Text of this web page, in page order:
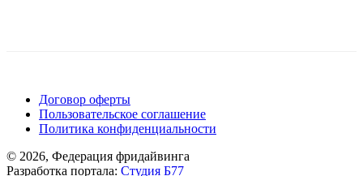
Договор оферты
Пользовательское соглашение
Политика конфиденциальности
© 2026, Федерация фридайвинга
Разработка портала: Студия Б77